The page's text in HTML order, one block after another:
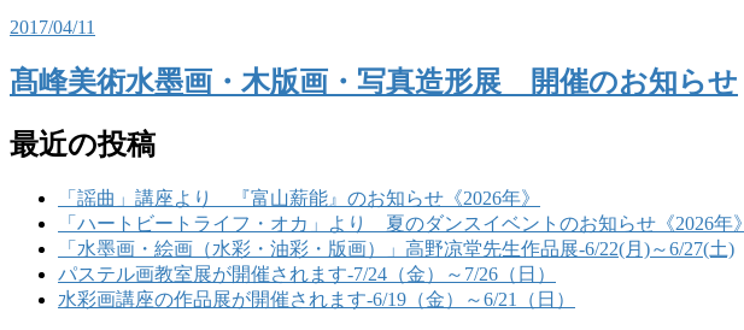
2017/04/11
髙峰美術水墨画・木版画・写真造形展 開催のお知らせ
最近の投稿
「謡曲」講座より 『富山薪能』のお知らせ《2026年》
「ハートビートライフ・オカ」より 夏のダンスイベントのお知らせ《2026年》
「水墨画・絵画（水彩・油彩・版画）」高野凉堂先生作品展-6/22(月)～6/27(土)
パステル画教室展が開催されます-7/24（金）～7/26（日）
水彩画講座の作品展が開催されます-6/19（金）～6/21（日）